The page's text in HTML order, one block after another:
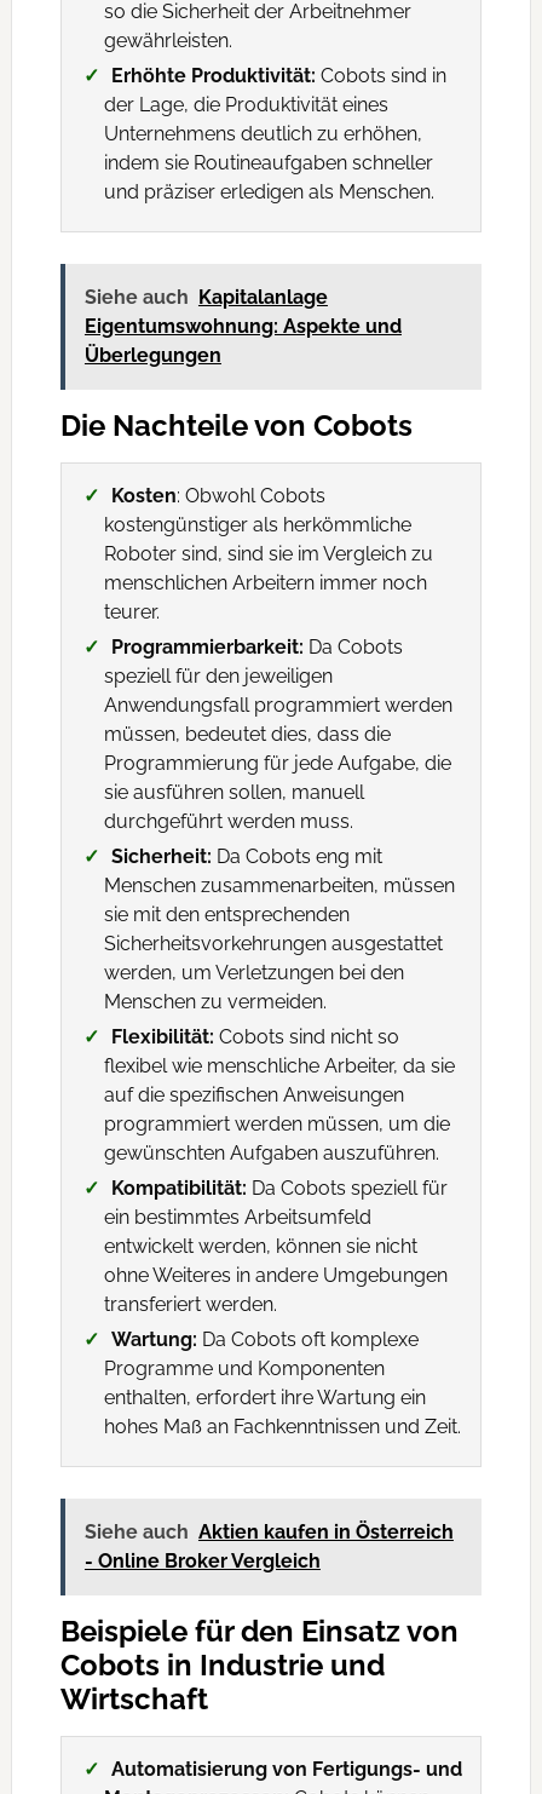
so die Sicherheit der Arbeitnehmer
gewährleisten.
Erhöhte Produktivität: Cobots sind in
der Lage, die Produktivität eines
Unternehmens deutlich zu erhöhen,
indem sie Routineaufgaben schneller
und präziser erledigen als Menschen.
Siehe auch Kapitalanlage
Eigentumswohnung: Aspekte und
Überlegungen
Die Nachteile von Cobots
Kosten: Obwohl Cobots
kostengünstiger als herkömmliche
Roboter sind, sind sie im Vergleich zu
menschlichen Arbeitern immer noch
teurer.
Programmierbarkeit: Da Cobots
speziell für den jeweiligen
Anwendungsfall programmiert werden
müssen, bedeutet dies, dass die
Programmierung für jede Aufgabe, die
sie ausführen sollen, manuell
durchgeführt werden muss.
Sicherheit: Da Cobots eng mit
Menschen zusammenarbeiten, müssen
sie mit den entsprechenden
Sicherheitsvorkehrungen ausgestattet
werden, um Verletzungen bei den
Menschen zu vermeiden.
Flexibilität: Cobots sind nicht so
flexibel wie menschliche Arbeiter, da sie
auf die spezifischen Anweisungen
programmiert werden müssen, um die
gewünschten Aufgaben auszuführen.
Kompatibilität: Da Cobots speziell für
ein bestimmtes Arbeitsumfeld
entwickelt werden, können sie nicht
ohne Weiteres in andere Umgebungen
transferiert werden.
Wartung: Da Cobots oft komplexe
Programme und Komponenten
enthalten, erfordert ihre Wartung ein
hohes Maß an Fachkenntnissen und Zeit.
Siehe auch Aktien kaufen in Österreich
- Online Broker Vergleich
Beispiele für den Einsatz von
Cobots in Industrie und
Wirtschaft
Automatisierung von Fertigungs- und